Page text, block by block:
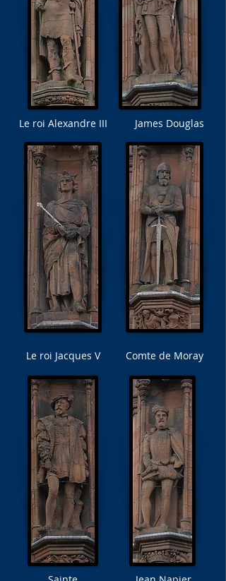
Le roi Alexandre III James Douglas
Le roi Jacques V Comte de Moray